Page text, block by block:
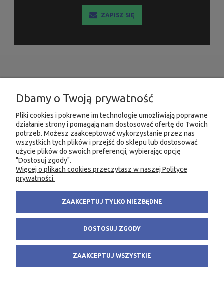
ZAPISZ SIĘ
INFORMACJE
MOJE KONTO
PRODUKTY
KONTAKT
info@fachowa.pl
KSIĘGARNIA FACHOWA.PL
80-299 Gdańsk
NIP: 584-182-39-49
Dbamy o Twoją prywatność
Pliki cookies i pokrewne im technologie umożliwiają poprawne
działanie strony i pomagają nam dostosować ofertę do Twoich
potrzeb. Możesz zaakceptować wykorzystanie przez nas
wszystkich tych plików i przejść do sklepu lub dostosować
użycie plików do swoich preferencji, wybierając opcję
"Dostosuj zgody".
Więcej o plikach cookies przeczytasz w naszej Polityce
prywatności.
ZAAKCEPTUJ TYLKO NIEZBĘDNE
DOSTOSUJ ZGODY
ZAAKCEPTUJ WSZYSTKIE